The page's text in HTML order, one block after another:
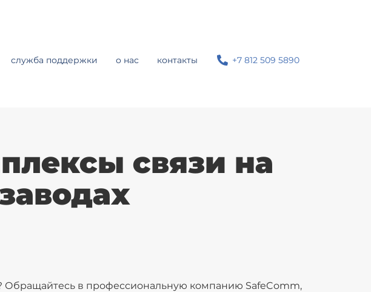
служба поддержки о нас контакты +7 812 509 5890
связи на
Обращайтесь в профессиональную компанию SafeComm,